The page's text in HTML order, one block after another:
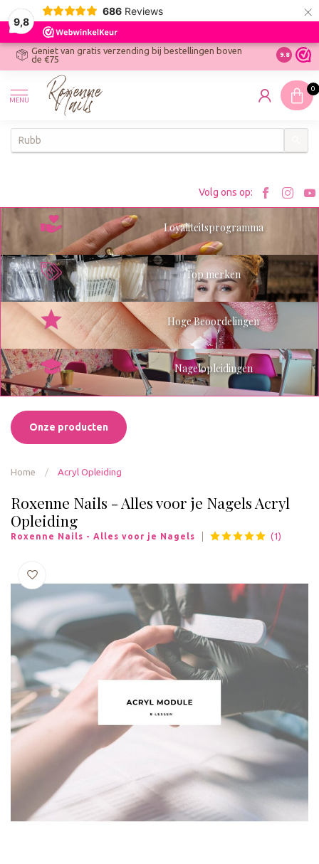
9,8
686 Reviews ×
Geniet van gratis verzending bij bestellingen boven
de €75
Ontdek
9.8
MENU
0
Volg ons op:
Bezoek
Loyaliteitsprogramma
Top merken
Hoge Beoordelingen
Nagelopleidingen
Onze producten
Home / Acryl Opleiding
Roxenne Nails - Alles voor je Nagels Acryl
Opleiding
Roxenne Nails - Alles voor je Nagels (1)